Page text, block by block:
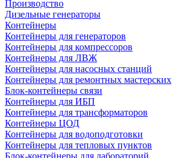
Производство
Дизельные генераторы
Контейнеры
Контейнеры для генераторов
Контейнеры для компрессоров
Контейнеры для ЛВЖ
Контейнеры для насосных станций
Контейнеры для ремонтных мастерских
Блок-контейнеры связи
Контейнеры для ИБП
Контейнеры для трансформаторов
Контейнеры ЦОД
Контейнеры для водоподготовки
Контейнеры для тепловых пунктов
Блок-контейнеры для лабораторий